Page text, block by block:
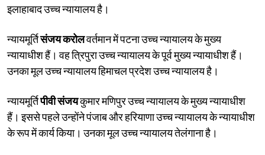
इलाहाबाद उच्च न्यायालय है।
न्यायमूर्तिसंजय करोलवर्तमान में पटना उच्च न्यायालय के मुख्य
न्यायाधीश हैं। वह त्रिपुरा उच्च न्यायालय के पूर्व मुख्य न्यायाधीश हैं।
उनका मूल उच्च न्यायालय हिमाचल प्रदेश उच्च न्यायालय है।
न्यायमूर्तिपीवी संजयकुमार मणिपुर उच्च न्यायालय के मुख्य न्यायाधीश
हैं। इससे पहले उन्होंने पंजाब और हरियाणा उच्च न्यायालय के न्यायाधीश
के रूप में कार्य किया। उनका मूल उच्च न्यायालय तेलंगाना है।